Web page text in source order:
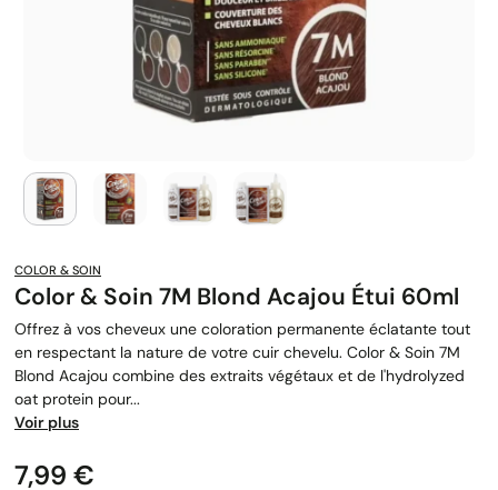
COLOR & SOIN
Color & Soin 7M Blond Acajou Étui 60ml
Offrez à vos cheveux une coloration permanente éclatante tout
en respectant la nature de votre cuir chevelu. Color & Soin 7M
Blond Acajou combine des extraits végétaux et de l'hydrolyzed
oat protein pour...
Voir plus
Prix
7,99 €